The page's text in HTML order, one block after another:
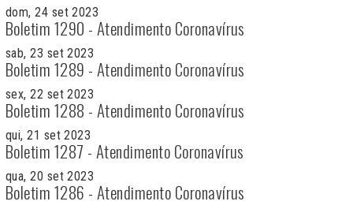
dom, 24 set 2023
Boletim 1290 - Atendimento Coronavírus
sab, 23 set 2023
Boletim 1289 - Atendimento Coronavírus
sex, 22 set 2023
Boletim 1288 - Atendimento Coronavírus
qui, 21 set 2023
Boletim 1287 - Atendimento Coronavírus
qua, 20 set 2023
Boletim 1286 - Atendimento Coronavírus